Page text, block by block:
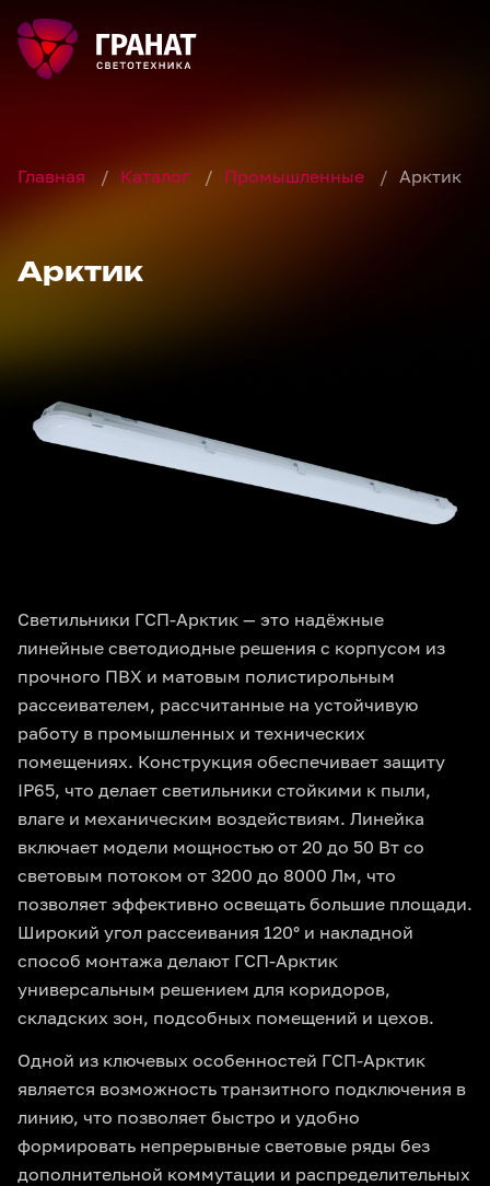
Главная / Каталог / Промышленные / Арктик
Арктик
Светильники ГСП-Арктик — это надёжные
линейные светодиодные решения с корпусом из
прочного ПВХ и матовым полистирольным
рассеивателем, рассчитанные на устойчивую
работу в промышленных и технических
помещениях. Конструкция обеспечивает защиту
IP65, что делает светильники стойкими к пыли,
влаге и механическим воздействиям. Линейка
включает модели мощностью от 20 до 50 Вт со
световым потоком от 3200 до 8000 Лм, что
позволяет эффективно освещать большие площади.
Широкий угол рассеивания 120° и накладной
способ монтажа делают ГСП-Арктик
универсальным решением для коридоров,
складских зон, подсобных помещений и цехов.
Одной из ключевых особенностей ГСП-Арктик
является возможность транзитного подключения в
линию, что позволяет быстро и удобно
формировать непрерывные световые ряды без
дополнительной коммутации и распределительных